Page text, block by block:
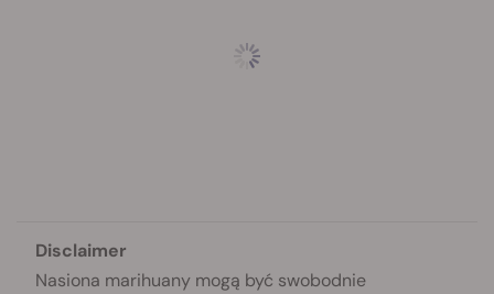
Disclaimer
Nasiona marihuany mogą być swobodnie